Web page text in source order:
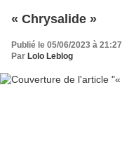
« Chrysalide »
Publié le 05/06/2023 à 21:27
Par Lolo Leblog